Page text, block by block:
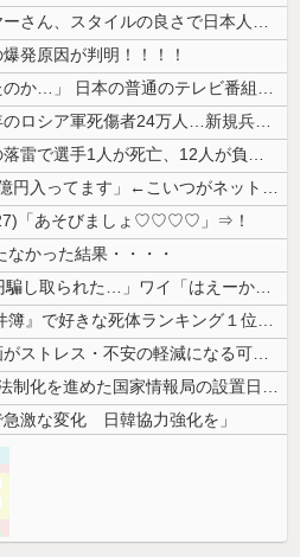
【画像】海外女コスプレイヤーさん、スタイルの良さで日本人を圧倒してしま...
発原因が判明！！！！
海外「全部日本の真似だったのか…」 日本の普通のテレビ番組が最新SNS...
ウクライナ軍参謀本部「今年のロシア軍死傷者24万人…新規兵力の募集規模...
【動画】サッカーの試合中の落雷で選手1人が死亡、12人が負傷した事故。
【謎】みい山田「既に印税1億円入ってます」←こいつがネットの叩き程度に...
「あそびましょ♡♡♡♡」⇒！
なかった結果・・・・
積水ハウス「地面師に55億円騙し取られた…」ワイ「はえーかわいそう…会...
【画像】 『金田一少年の事件簿』で好きな死体ランキング１位がこちら！
【朗報】かわいい動物の動画がストレス・不安の軽減になる可能性。英大学の...
（ ´_ゝ`）中国「高市政権が法制化を進めた国家情報局の設置日が7月3...
激な変化 日韓協力強化を」